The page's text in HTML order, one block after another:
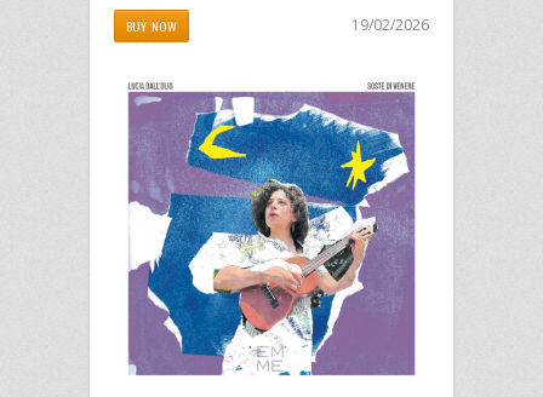
BUY NOW 19/02/2026